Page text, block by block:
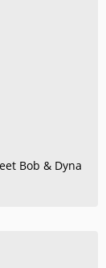
Bob & Dyna